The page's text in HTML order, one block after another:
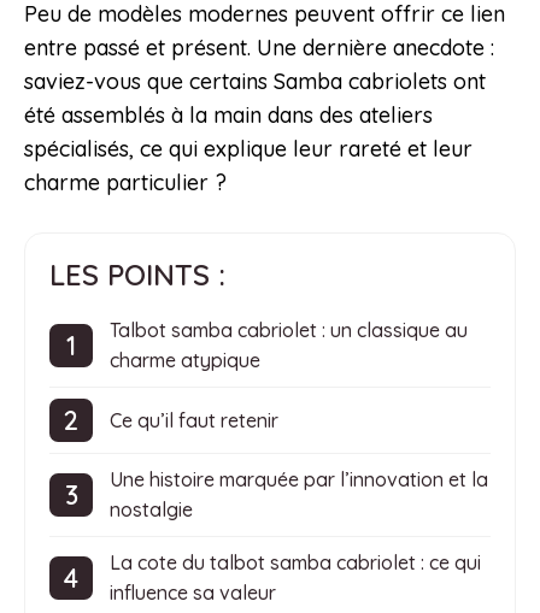
Peu de modèles modernes peuvent offrir ce lien
entre passé et présent. Une dernière anecdote :
saviez-vous que certains Samba cabriolets ont
été assemblés à la main dans des ateliers
spécialisés, ce qui explique leur rareté et leur
charme particulier ?
LES POINTS :
Talbot samba cabriolet : un classique au
charme atypique
Ce qu’il faut retenir
Une histoire marquée par l’innovation et la
nostalgie
La cote du talbot samba cabriolet : ce qui
influence sa valeur